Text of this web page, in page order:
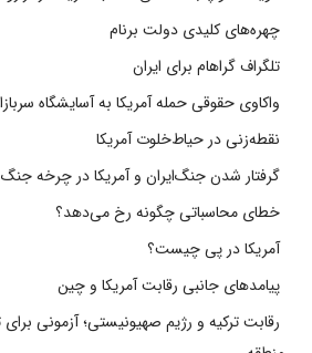
چهره‌های کلیدی دولت برنام
تلگراف گراهام برای ایران
واکاوی حقوقی حمله آمریکا به آسایشگاه
نقطه‌زنی در حیاط‌خلوت آمریکا
گرفتار شدن جنگ‌ایران و آمریکا در چرخه
خطای محاسباتی چگونه رخ می‌دهد؟
آمریکا در پی چیست؟
پیامدهای جانبی رقابت آمریکا و چین
رقابت ترکیه و رژیم صهیونیستی؛ آزمونی